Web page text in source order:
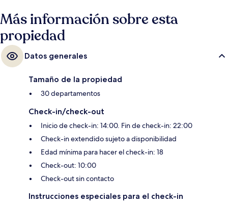
Más información sobre esta
propiedad
Datos generales
Tamaño de la propiedad
30 departamentos
Check-in/check-out
Inicio de check-in: 14:00. Fin de check-in: 22:00
Check-in extendido sujeto a disponibilidad
Edad mínima para hacer el check-in: 18
Check-out: 10:00
Check-out sin contacto
Instrucciones especiales para el check-in